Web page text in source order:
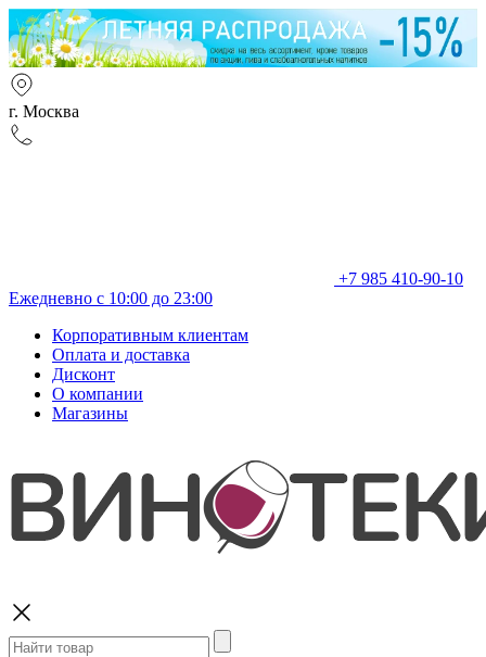
г. Москва
+7 985 410-90-10
Ежедневно с 10:00 до 23:00
Корпоративным клиентам
Оплата и доставка
Дисконт
О компании
Магазины